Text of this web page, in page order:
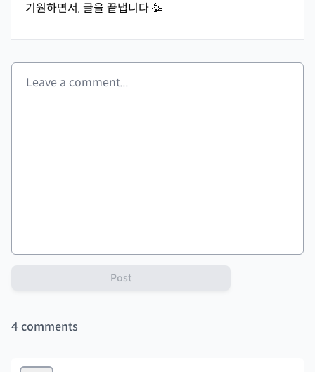
기원하면서, 글을 끝냅니다 🥳
Post
4comments